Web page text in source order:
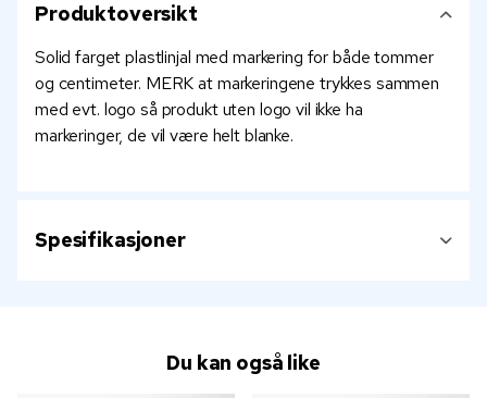
Produktoversikt
Solid farget plastlinjal med markering for både tommer
og centimeter. MERK at markeringene trykkes sammen
med evt. logo så produkt uten logo vil ikke ha
markeringer, de vil være helt blanke.
Spesifikasjoner
Du kan også like